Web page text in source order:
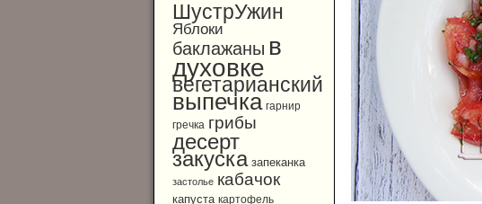
ШустрУжин
Яблоки
баклажаны в
духовке
вегетарианский
выпечка гарнир
гречка грибы
десерт
закуска запеканка
застолье кабачок
капуста картофель